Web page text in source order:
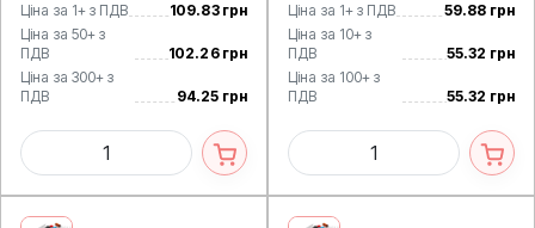
Ціна за 1+ з ПДВ
109.83 грн
Ціна за 50+ з
ПДВ
102.26 грн
Ціна за 300+ з
ПДВ
94.25 грн
Ціна за 1+ з ПДВ
59.88 грн
Ціна за 10+ з
ПДВ
55.32 грн
Ціна за 100+ з
ПДВ
55.32 грн